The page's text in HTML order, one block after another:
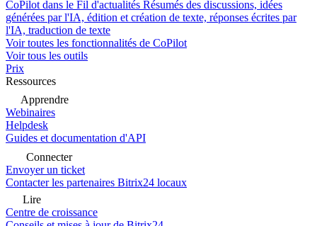
CoPilot dans le Fil d'actualités Résumés des discussions, idées
générées par l'IA, édition et création de texte, réponses écrites par
l'IA, traduction de texte
Voir toutes les fonctionnalités de CoPilot
Voir tous les outils
Prix
Ressources
Apprendre
Webinaires
Helpdesk
Guides et documentation d'API
Connecter
Envoyer un ticket
Contacter les partenaires Bitrix24 locaux
Lire
Centre de croissance